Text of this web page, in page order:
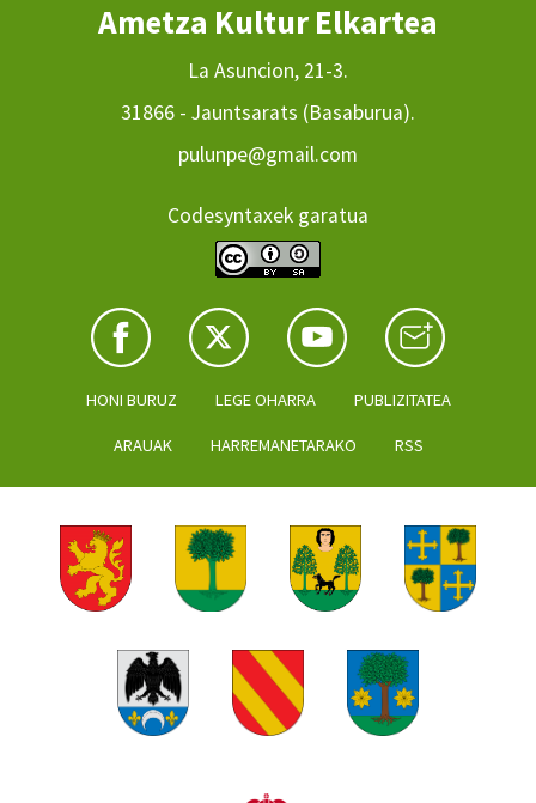
Ametza Kultur Elkartea
La Asuncion, 21-3.
31866 - Jauntsarats (Basaburua).
pulunpe@gmail.com
Codesyntaxek garatua
HONI BURUZ LEGE OHARRA PUBLIZITATEA
ARAUAK HARREMANETARAKO RSS